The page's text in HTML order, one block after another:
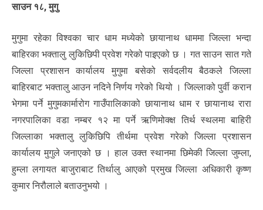
साउन १८, मुगु
मुगुमा रहेका विश्वका चार धाम मध्येको छायानाथ धाममा जिल्ला भन्दा
बाहिरका भक्तालु लुकिछिपी प्रवेश गरेको पाइएको छ । गत साउन सात गते
जिल्ला प्रशासन कार्यालय मुगुमा बसेको सर्वदलीय बैठकले जिल्ला
बाहिरबाट भक्तालु आउन नदिने निर्णय गरेको थियो । जिल्लाको पुर्वी करान
भेगमा पर्ने मुगुमकार्मारोग गाउँपालिकाको छायानाथ धाम र छायानाथ रारा
नगरपालिका वडा नम्बर १२ मा पर्ने ऋणिमोक्क्ष तिर्थ स्थलमा बाहिरी
जिल्लाका भक्तालु लुकिछिपि तीर्थमा प्रवेश गरेको जिल्ला प्रशासन
कार्यालय मुगुले जनाएको छ । हाल उक्त स्थानमा छिमेकी जिल्ला जुम्ला,
हुम्ला लगायत बाजुराबाट तिर्थालु आएको प्रमुख जिल्ला अधिकारी कृष्ण
कुमार निरौलाले बताउनुभयो ।